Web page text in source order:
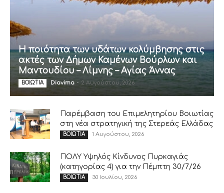
Η ποιότητα των υδάτων κολύμβησης στις
ακτές των Δήμων Καμένων Βούρλων και
Μαντουδίου – Λίμνης – Αγίας Άννας
ΒΟΙΩΤΙΑ Diavima - 2 Αυγούστου, 2026
Παρέμβαση του Επιμελητηρίου Βοιωτίας
στη νέα στρατηγική της Στερεάς Ελλάδας
ΒΟΙΩΤΙΑ 1 Αυγούστου, 2026
ΠΟΛΥ Υψηλός Κίνδυνος Πυρκαγιάς
(κατηγορίας 4) για την Πέμπτη 30/7/26
ΒΟΙΩΤΙΑ 30 Ιουλίου, 2026